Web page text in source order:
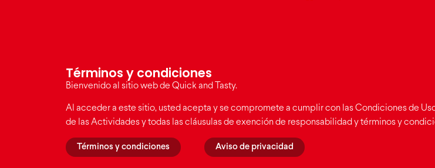
Términos y condiciones
Bienvenido al sitio web de Quick and Tasty.
Al acceder a este sitio, usted acepta y se compromete a cumplir con las Condiciones de
de las Actividades y todas las cláusulas de exención de responsabilidad y términos y
Términos y condiciones Aviso de privacidad